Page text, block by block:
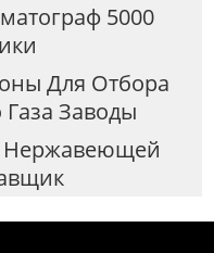
5000
Для Отбора
Заводы
Нержавеющей